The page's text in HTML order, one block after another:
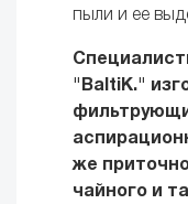
пыли и ее
"BaltiK."
же
чайного и